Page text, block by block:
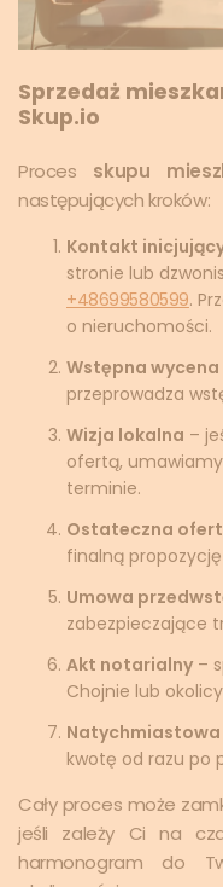
Sprzedaż
Skup.io
Proces skupu
następujących kroków:
Kontakt
stronie lub
+48699580599.
o nieruchomości.
Wstępna wycena
przeprowadza
Wizja lokalna –
ofertą,
terminie.
Ostateczna
finalną
Umowa
zabezpieczające
Akt notarialny –
Chojnie lub
Natychmiastowa
kwotę od razu po
Cały proces może
jeśli zależy Ci na
harmonogram do